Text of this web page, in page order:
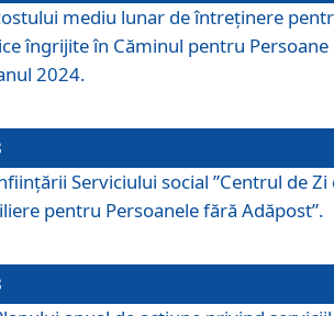
mediu lunar de întreţinere
îngrijite în Căminul pentru Persoane
2024.
Serviciului social ”Centrul de Zi
pentru Persoanele fără Adăpost”.